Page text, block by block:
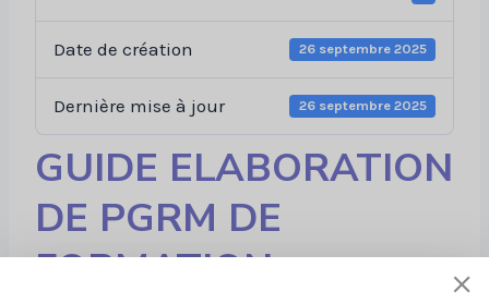
Date de création 26 septembre 2025
Dernière mise à jour 26 septembre 2025
GUIDE ELABORATION
DE PGRM DE
FORMATION